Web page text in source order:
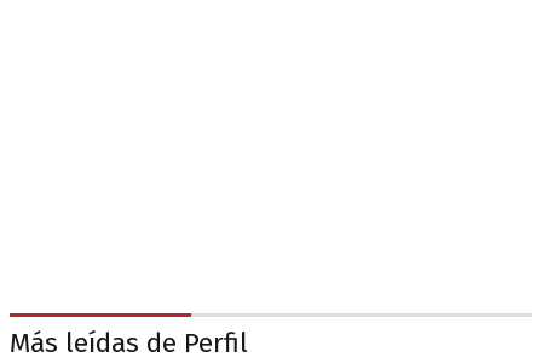
Más leídas de Perfil